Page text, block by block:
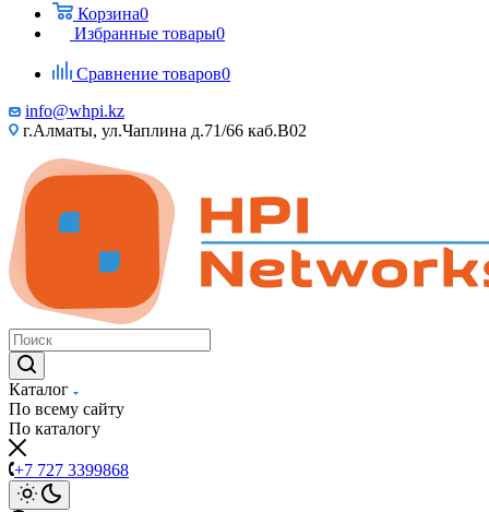
Корзина0
Избранные товары0
Сравнение товаров0
info@whpi.kz
г.Алматы, ул.Чаплина д.71/66 каб.B02
Каталог
По всему сайту
По каталогу
+7 727 3399868